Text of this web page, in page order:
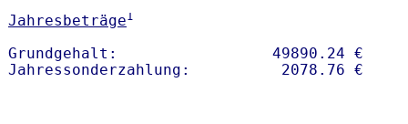
Jahresbeträge1
Grundgehalt:                 49890.24 €